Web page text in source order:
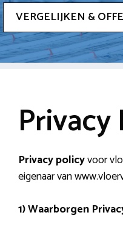
VERGELIJKEN &
Privacy
Privacy policyvoor
eigenaar van
1) Waarborgen